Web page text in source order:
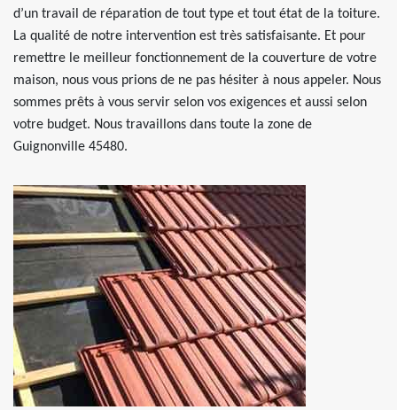
d’un travail de réparation de tout type et tout état de la toiture.
La qualité de notre intervention est très satisfaisante. Et pour
remettre le meilleur fonctionnement de la couverture de votre
maison, nous vous prions de ne pas hésiter à nous appeler. Nous
sommes prêts à vous servir selon vos exigences et aussi selon
votre budget. Nous travaillons dans toute la zone de
Guignonville 45480.